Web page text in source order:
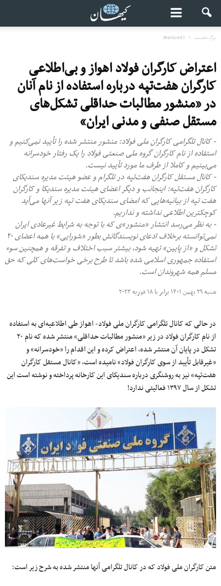
برگ نخست Featured2
اعتراض کارگران فولاد اهواز و بی‌اطلاعی
کارگران هفت‌تپه درباره استفاده از نام‌ آنان
در «منشور مطالبات حداقلی تشکل‌های
مستقل صنفی و مدنی ایران»
- کانال تلگرامی کارگران ملی فولاد: منشور منتشر شده را تأیید نمی‌کنیم و
استفاده از نام کارگران گروه ملی صنعتی فولاد را یک رفتار خودسرانه
می‌بینیم و کاملا از طرف ما مورد تأیید نیست.
- کانال مستقل کارگران هفت‌تپه در تلگرام و عضو هیئت مدیره سندیکای
کارگران هفت‌تپه: اینجانب و دیگر اعضای هیئت مدیره سندیکا و کارگران
هفت تپه از بیانیه‌هایی که امضای سندیکای هفت تپه زیر آنها می‌آید
کوچکترین اطلاعی نداشته و نداریم‌.
- به نظر می‌رسد انتشار «منشور»ی که با توجه به شرایط غیرعادی ایران
نمی‌توانسته برخلاف ادعای نویسندگانش بطور «شورایی» با همه اعضای ۲۰
تشکل و «از پایین» تهیه شود، بیشتر سبب اختلاف و تفرقه و همچنین سوء
استفاده جمهوری اسلامی شده باشد تا طرح برخی خواست‌های کلی که حق
مسلم همه شهروندان است.
شنبه ۲۹ بهمن ۱۴۰۱ برابر با ۱۸ فوریه ۲۰۲۳
در حالی که کانال تلگرامی کارگران ملی فولاد- اهواز طی اطلاعیه‌ای به استفاده
از نام کارگران فولاد در زیر «منشور مطالبات حداقلی» منتشر شده که نام ۲۰
تشکل در پایان آن منتشر شده، اعتراض کرده و این اقدام را «خودسرانه» و
«غیرقابل تأیید از سوی کارگران فولاد» نامیده است، «کانال مستقل کارگران
هفت‌تپه» نیز به روشنگری درباره سندیکای این کارخانه پرداخته و نوشته است این
تشکل از سال ۱۳۹۷ فعالیتی ندارد!
متن کارگران ملی فولاد که در کانال تلگرامی آنها منتشر شده به شرح زیر است: